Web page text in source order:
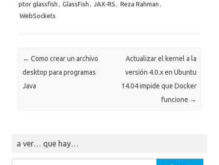
ptor glassfish , GlassFish , JAX-RS , Reza Rahman ,
WebSockets
Navegación de entradas
← Como crear un archivo
desktop para programas
Java
Actualizar el kernel a la
versión 4.0.x en Ubuntu
14.04 impide que Docker
funcione →
a ver… que hay…